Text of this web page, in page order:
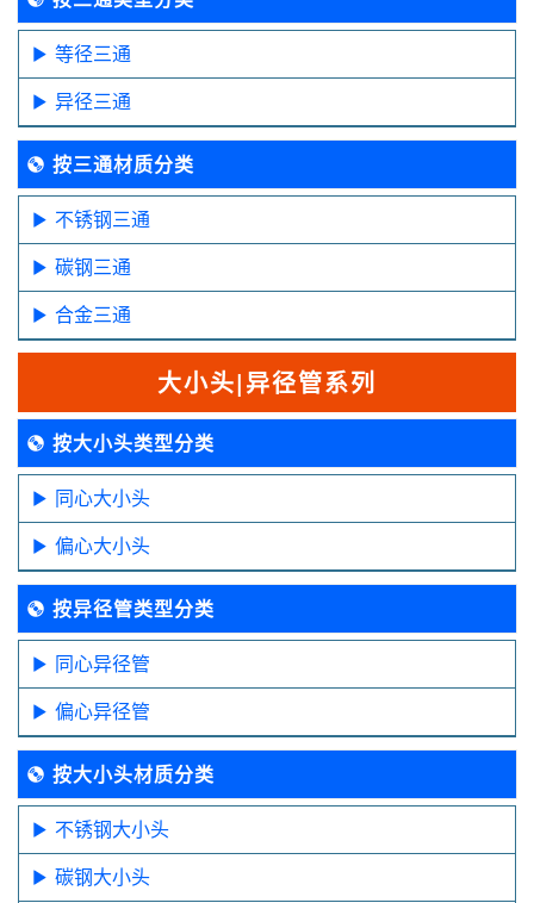
等径三通
异径三通
按三通材质分类
不锈钢三通
碳钢三通
合金三通
大小头|异径管系列
按大小头类型分类
同心大小头
偏心大小头
按异径管类型分类
同心异径管
偏心异径管
按大小头材质分类
不锈钢大小头
碳钢大小头